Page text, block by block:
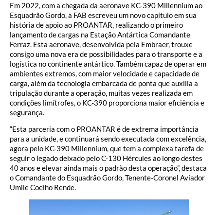
Em 2022, com a chegada da aeronave KC-390 Millennium ao
Esquadrão Gordo, a FAB escreveu um novo capítulo em sua
história de apoio ao PROANTAR, realizando o primeiro
lançamento de cargas na Estação Antártica Comandante
Ferraz. Esta aeronave, desenvolvida pela Embraer, trouxe
consigo uma nova era de possibilidades para o transporte e a
logística no continente antártico. Também capaz de operar em
ambientes extremos, com maior velocidade e capacidade de
carga, além da tecnologia embarcada de ponta que auxilia a
tripulação durante a operação, muitas vezes realizada em
condições limítrofes, o KC-390 proporciona maior eficiência e
segurança.
“Esta parceria com o PROANTAR é de extrema importância
para a unidade, e continuará sendo executada com excelência,
agora pelo KC-390 Millennium, que tem a complexa tarefa de
seguir o legado deixado pelo C-130 Hércules ao longo destes
40 anos e elevar ainda mais o padrão desta operação”, destaca
o Comandante do Esquadrão Gordo, Tenente-Coronel Aviador
Umile Coelho Rende.